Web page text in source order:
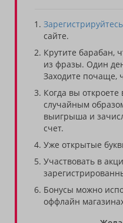
Зарегистрируйтесь
сайте.
Крутите барабан,
из фразы. Один
Заходите почаще,
Когда вы откроете
случайным
выигрыша и
счет.
Уже открытые
Участвовать в
Бонусы можно
оффлайн